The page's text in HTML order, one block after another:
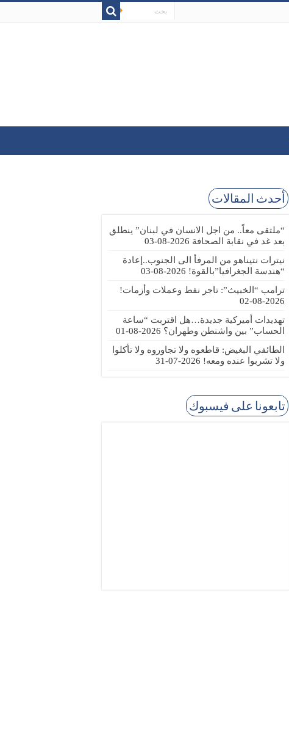
أحدث المقالات
“ملتقى معاً.. من اجل الانسان في لبنان” ينطلق
بعد غد في نقابة الصحافة 2026-08-03
نيترات نتيناهو من المرفأ الى الجنوب..إعادة
“هندسة الجغرافيا”بالقوة! 2026-08-03
ترامب “الخبيث”: تاجر نفط وعملات وأزمات!
2026-08-02
تهديدات أميركية جديدة…هل اقتربت “ساعة
الحساب” بين واشنطن وطهران؟ 2026-08-01
الطائفي البغيض: قاطعوه ولا تجاوروه ولا تأكلوا
ولا تشربوا عنده ومعه! 2026-07-31
تابعونا على فيسبوك